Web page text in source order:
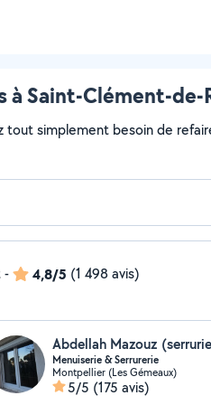
à Saint-Clément-
simplement besoin de
- 4,8/5 (1 498 avis)
Menuiserie & Serrurerie
Montpellier (Les Gémeaux)
5/5 (175 avis)